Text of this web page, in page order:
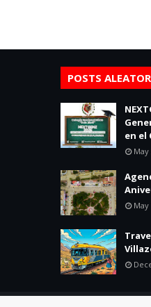
POSTS
en el
May
May